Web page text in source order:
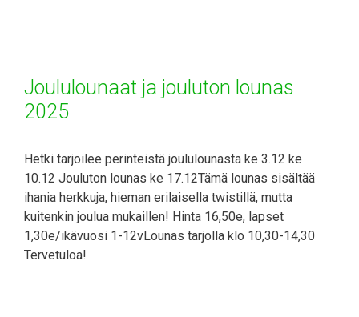
Joululounaat ja jouluton lounas
2025
Hetki tarjoilee perinteistä joululounasta ke 3.12 ke
10.12 Jouluton lounas ke 17.12Tämä lounas sisältää
ihania herkkuja, hieman erilaisella twistillä, mutta
kuitenkin joulua mukaillen! Hinta 16,50e, lapset
1,30e/ikävuosi 1-12vLounas tarjolla klo 10,30-14,30
Tervetuloa!